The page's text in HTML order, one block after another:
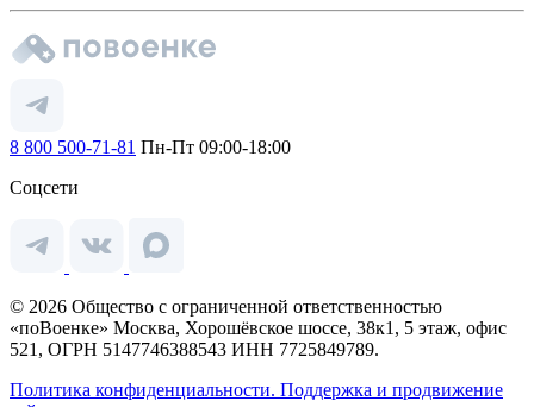
8 800 500-71-81 Пн-Пт 09:00-18:00
Соцсети
© 2026 Общество с ограниченной ответственностью
«поВоенке» Москва, Хорошёвское шоссе, 38к1, 5 этаж, офис
521, ОГРН 5147746388543 ИНН 7725849789.
Политика конфиденциальности. Поддержка и продвижение